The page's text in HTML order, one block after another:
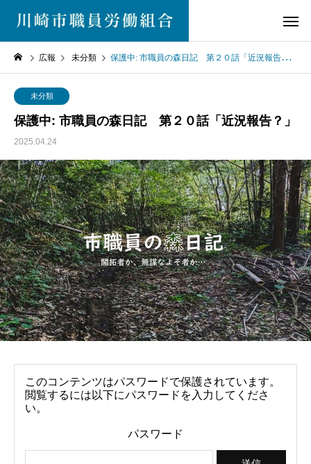
広報 未分類 保護中: 市職員の森日記 第２０話「近況報告？」
未分類
保護中: 市職員の森日記 第２０話「近況報告？」
2025.04.24
このコンテンツはパスワードで保護されています。
閲覧するには以下にパスワードを入力してくださ
い。
パスワード